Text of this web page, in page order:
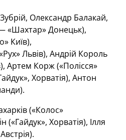
Олександр Балакай,
«Шахтар» Донецьк),
Київ),
Львів), Андрій Король
Артем Корж («Полісся»
Хорватія), Антон
(«Колос»
(«Гайдук», Хорватія), Ілля